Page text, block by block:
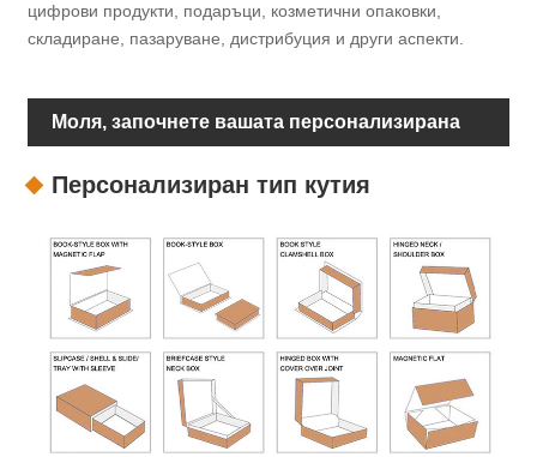
цифрови продукти, подаръци, козметични опаковки,
складиране, пазаруване, дистрибуция и други аспекти.
Моля, започнете вашата персонализирана
опаковка
Персонализиран тип кутия